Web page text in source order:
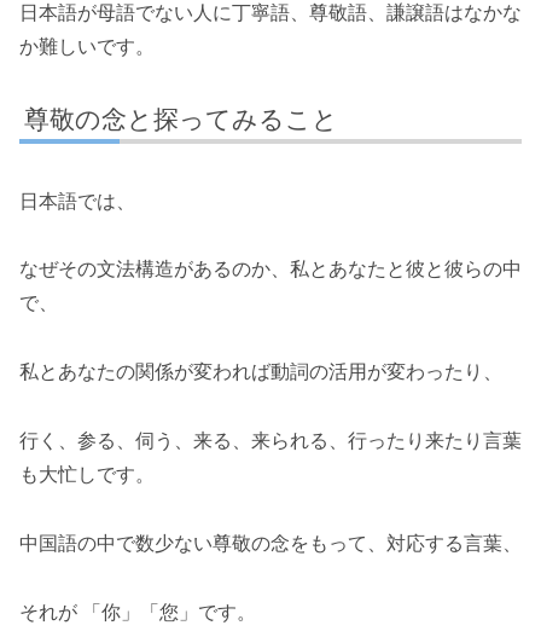
日本語が母語でない人に丁寧語、尊敬語、謙譲語はなかな
か難しいです。
尊敬の念と探ってみること
日本語では、
なぜその文法構造があるのか、私とあなたと彼と彼らの中
で、
私とあなたの関係が変われば動詞の活用が変わったり、
行く、参る、伺う、来る、来られる、行ったり来たり言葉
も大忙しです。
中国語の中で数少ない尊敬の念をもって、対応する言葉、
それが 「你」「您」です。